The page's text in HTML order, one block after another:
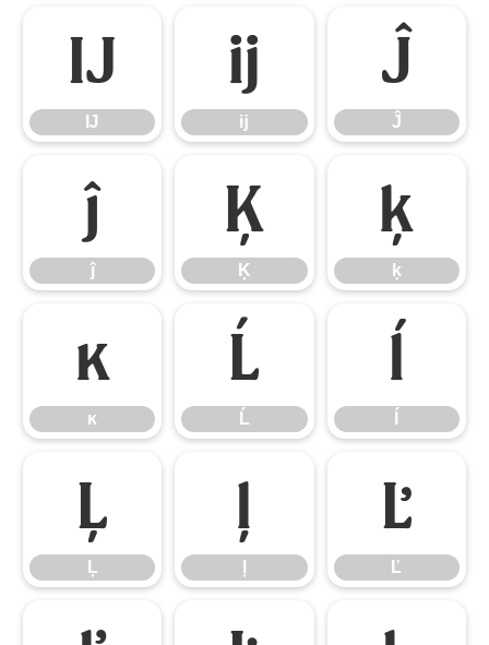
Ĳ
Ĳ
ĳ
ĳ
Ĵ
Ĵ
ĵ
ĵ
Ķ
Ķ
ķ
ķ
ĸ
ĸ
Ĺ
Ĺ
ĺ
Ļ
Ļ
ļ Ľ
Ľ